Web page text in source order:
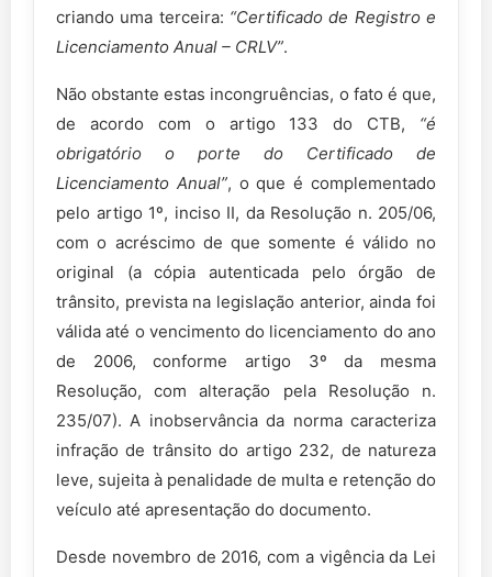
criando uma terceira: “Certificado de Registro e
Licenciamento Anual – CRLV”.
Não obstante estas incongruências, o fato é que,
de acordo com o artigo 133 do CTB, “é
obrigatório o porte do Certificado de
Licenciamento Anual”, o que é complementado
pelo artigo 1º, inciso II, da Resolução n. 205/06,
com o acréscimo de que somente é válido no
original (a cópia autenticada pelo órgão de
trânsito, prevista na legislação anterior, ainda foi
válida até o vencimento do licenciamento do ano
de 2006, conforme artigo 3º da mesma
Resolução, com alteração pela Resolução n.
235/07). A inobservância da norma caracteriza
infração de trânsito do artigo 232, de natureza
leve, sujeita à penalidade de multa e retenção do
veículo até apresentação do documento.
Desde novembro de 2016, com a vigência da Lei